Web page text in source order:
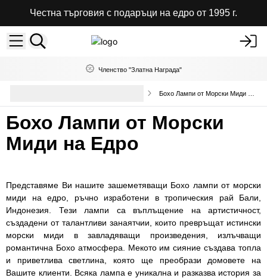
Честна търговия с подаръци на едро от 1995 г.
Членство "Златна Награда"
Бохо Лампи от Морски
Миди на Едро
Представяме Ви нашите зашеметяващи Бохо лампи от морски
миди на едро, ръчно изработени в тропическия рай Бали,
Индонезия. Тези лампи са въплъщение на артистичност,
създадени от талантливи занаятчии, които превръщат истински
морски миди в завладяващи произведения, излъчващи
романтична Бохо атмосфера. Мекото им сияние създава топла
и приветлива светлина, която ще преобрази домовете на
Вашите клиенти. Всяка лампа е уникална и разказва история за